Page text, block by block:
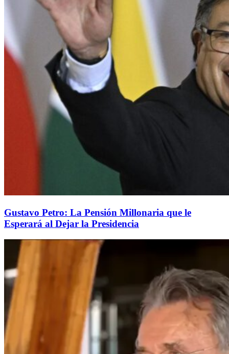
Gustavo Petro: La Pensión Millonaria que le
Esperará al Dejar la Presidencia